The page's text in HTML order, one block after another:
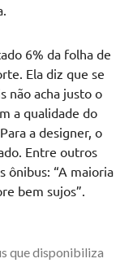
6% da folha de
Ela diz que se
não acha justo o
a qualidade do
a designer, o
Entre outros
ônibus: “A maioria
bem sujos”.
que disponibiliza